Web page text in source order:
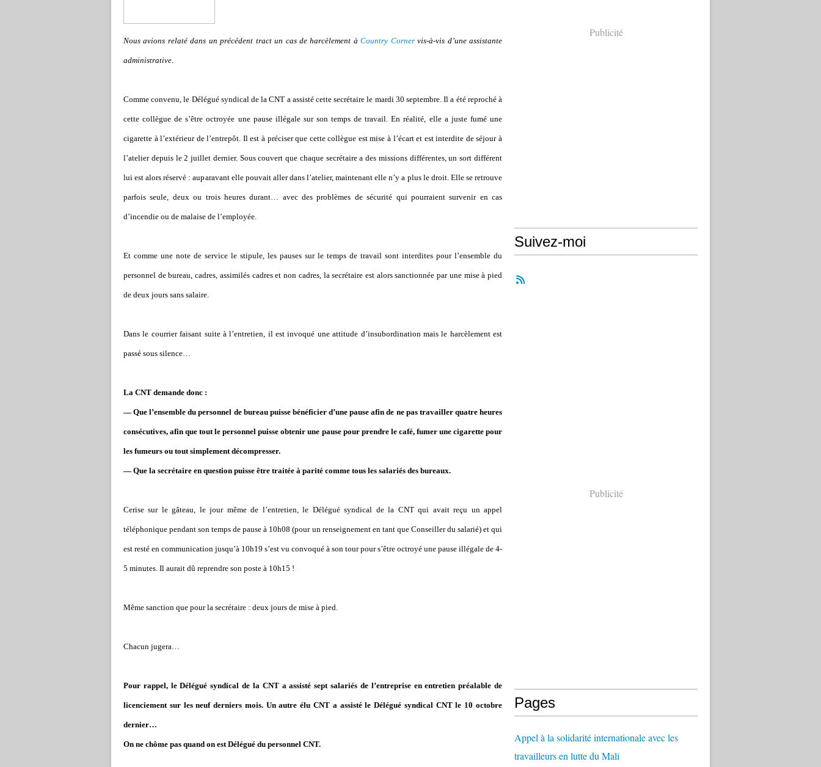
Nous avions relaté dans un précédent tract un cas de harcèlement àCountry Cornervis-à-vis d’une assistante
administrative.
Comme convenu, le Délégué syndical de la CNT a assisté cette secrétaire le mardi 30 septembre. Il a été reproché à
cette collègue de s’être octroyée une pause illégale sur son temps de travail. En réalité, elle a juste fumé une
cigarette à l’extérieur de l’entrepôt. Il est à préciser que cette collègue est mise à l’écart et est interdite de séjour à
l’atelier depuis le 2 juillet dernier. Sous couvert que chaque secrétaire a des missions différentes, un sort différent
lui est alors réservé : auparavant elle pouvait aller dans l’atelier, maintenant elle n’y a plus le droit. Elle se retrouve
parfois seule, deux ou trois heures durant… avec des problèmes de sécurité qui pourraient survenir en cas
d’incendie ou de malaise de l’employée.
Et comme une note de service le stipule, les pauses sur le temps de travail sont interdites pour l’ensemble du
personnel de bureau, cadres, assimilés cadres et non cadres, la secrétaire est alors sanctionnée par une mise à pied
de deux jours sans salaire.
Dans le courrier faisant suite à l’entretien, il est invoqué une attitude d’insubordination mais le harcèlement est
passé sous silence…
La CNT demande donc :
— Que l’ensemble du personnel de bureau puisse bénéficier d’une pause afin de ne pas travailler quatre heures
consécutives, afin que tout le personnel puisse obtenir une pause pour prendre le café, fumer une cigarette pour
les fumeurs ou tout simplement décompresser.
— Que la secrétaire en question puisse être traitée à parité comme tous les salariés des bureaux.
Cerise sur le gâteau, le jour même de l’entretien, le Délégué syndical de la CNT qui avait reçu un appel
téléphonique pendant son temps de pause à 10h08 (pour un renseignement en tant que Conseiller du salarié) et qui
est resté en communication jusqu’à 10h19 s’est vu convoqué à son tour pour s’être octroyé une pause illégale de 4-
5 minutes. Il aurait dû reprendre son poste à 10h15 !
Même sanction que pour la secrétaire : deux jours de mise à pied.
Chacun jugera…
Pour rappel, le Délégué syndical de la CNT a assisté sept salariés de l’entreprise en entretien préalable de
licenciement sur les neuf derniers mois. Un autre élu CNT a assisté le Délégué syndical CNT le 10 octobre
dernier…
On ne chôme pas quand on est Délégué du personnel CNT.
Publicité
Suivez-moi
Publicité
Pages
Appel à la solidarité internationale avec les
travailleurs en lutte du Mali